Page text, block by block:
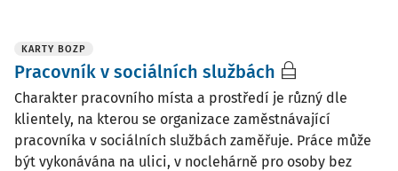
KARTY BOZP
Pracovník v sociálních službách
Charakter pracovního místa a prostředí je různý dle
klientely, na kterou se organizace zaměstnávající
pracovníka v sociálních službách zaměřuje. Práce může
být vykonávána na ulici, v noclehárně pro osoby bez